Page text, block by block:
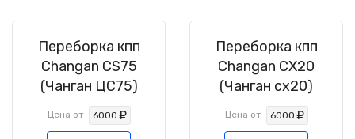
Переборка кпп
Changan CS75
(Чанган ЦС75)
Цена от 6000
Переборка кпп
Changan CX20
(Чанган сх20)
Цена от 6000